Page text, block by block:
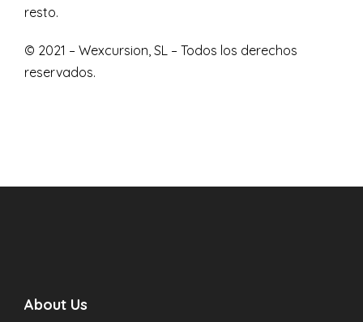
resto.
© 2021 – Wexcursion, SL – Todos los derechos
reservados.
About Us